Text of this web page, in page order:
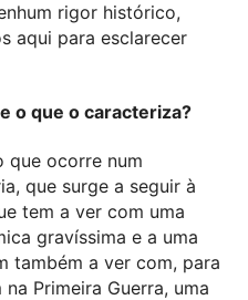
rigor histórico,
aqui para esclarecer
o que o caracteriza?
que ocorre num
que surge a seguir à
tem a ver com uma
gravíssima e a uma
também a ver com, para
Primeira Guerra, uma